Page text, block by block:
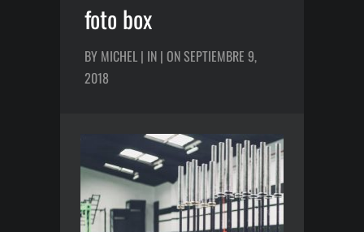
foto box
BY MICHEL | IN | ON SEPTIEMBRE 9,
2018